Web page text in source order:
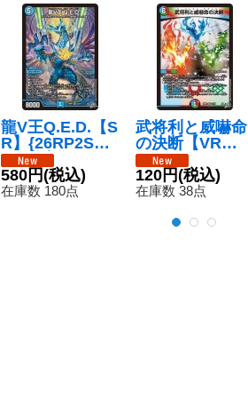
龍V王Q.E.D.【S
R】{26RP2S3/S
11}《水》
580円(税込)
在庫数 180点
武将利と威嚇命
の決断【VR】{2
6RP211/77}
《多》
120円(税込)
在庫数 38点